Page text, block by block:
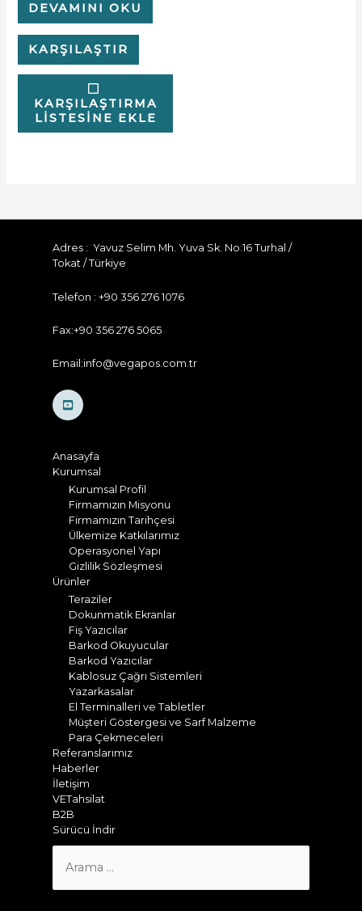
DEVAMINI OKU
KARŞILAŞTIR
KARŞILAŞTIRMA
LISTESINE EKLE
Adres : Yavuz Selim Mh. Yuva Sk. No:16 Turhal /
Tokat / Türkiye
Telefon : +90 356 276 1076
Fax:+90 356 276 5065
Email:info@vegapos.com.tr
Anasayfa
Kurumsal
Kurumsal Profil
Firmamızın Misyonu
Firmamızın Tarihçesi
Ülkemize Katkılarımız
Operasyonel Yapı
Gizlilik Sözleşmesi
Ürünler
Teraziler
Dokunmatik Ekranlar
Fiş Yazıcılar
Barkod Okuyucular
Barkod Yazıcılar
Kablosuz Çağrı Sistemleri
Yazarkasalar
El Terminalleri ve Tabletler
Müşteri Göstergesi ve Sarf Malzeme
Para Çekmeceleri
Referanslarımız
Haberler
İletişim
VETahsilat
B2B
Sürücü İndir
for: